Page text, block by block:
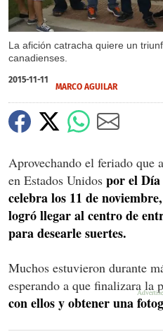
La afición catracha quiere un
canadienses.
2015-11-11
MARCO AGUILAR
Aprovechando el feriado que
en Estados Unidos por el Día
celebra los 11 de noviembre,
logró llegar al centro de
para desearle suertes.
Muchos estuvieron durante
esperando a que finalizara la
con ellos y obtener una